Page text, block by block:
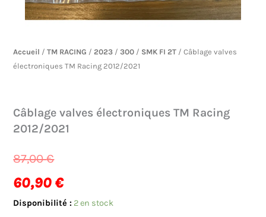
Accueil /TM RACING /2023 /300 / SMK FI 2T / Câblage valves
électroniques TM Racing 2012/2021
Câblage valves électroniques TM Racing
2012/2021
87,00€
Le
prix
initial
60,90€
Le
prix
actuel
Disponibilité : 2 en stock
quantité